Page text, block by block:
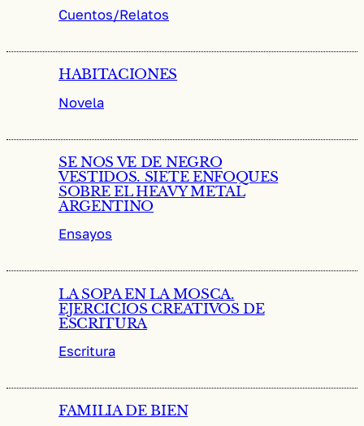
Cuentos/Relatos
HABITACIONES
Novela
SE NOS VE DE NEGRO
VESTIDOS. SIETE ENFOQUES
SOBRE EL HEAVY METAL
ARGENTINO
Ensayos
LA SOPA EN LA MOSCA.
EJERCICIOS CREATIVOS DE
ESCRITURA
Escritura
FAMILIA DE BIEN